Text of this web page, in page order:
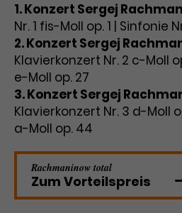
Zweck
Besucher*innen
nutzen, und hilft
eines
Performance
erhobenen
anonymisierter
der Besuche,
stammen, und
Name _gat_UA-
Laufzeit 3 Monate
Zweck
Dieses Cookie
Informationen
dient der
Conversions zu
Kampagnen.
Name _gcl_dc
Anbieter Google /
1. Konzert Sergej
Nr. 1 fis-Moll op. 1 | Sinfonie
2. Konzert Sergej
Klavierkonzert Nr. 2 c-Moll
e-Moll op. 27
3. Konzert Sergej
Klavierkonzert Nr. 3 d-Moll
a-Moll op. 44
Rachmaninow total
Zum Vorteilspreis